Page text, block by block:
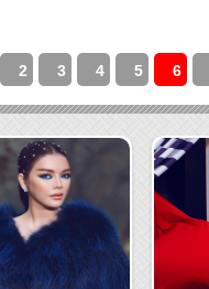
2 3 4 5 6